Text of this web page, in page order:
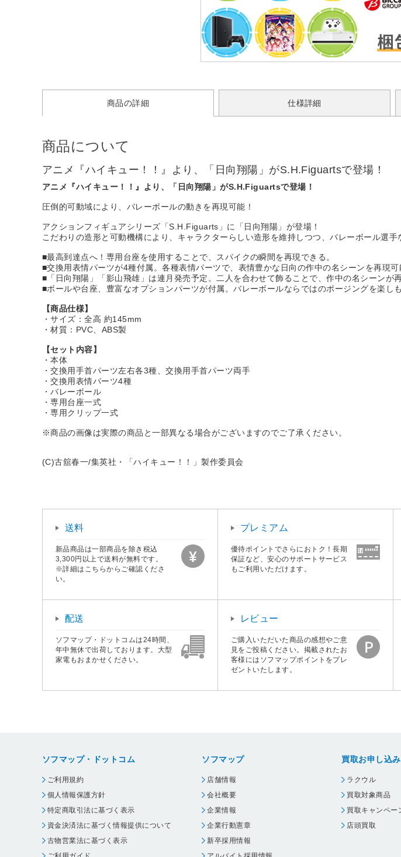
商品の詳細 仕様詳細
商品について
アニメ『ハイキュー！！』より、「日向翔陽」がS.H.Figuartsで登場！
アニメ『ハイキュー！！』より、「日向翔陽」がS.H.Figuartsで登場！
圧倒的可動域により、バレーボールの動きを再現可能！
アクションフィギュアシリーズ「S.H.Figuarts」に「日向翔陽」が登場！
こだわりの造形と可動機構により、キャラクターらしい造形を維持しつつ、バレーボール選手
■最高到達点へ！専用台座を使用することで、スパイクの瞬間を再現できる。
■交換用表情パーツが4種付属。各種表情パーツで、表情豊かな日向の作中の名シーンを再現可
■「日向翔陽」「影山飛雄」は連月発売予定。二人を合わせて飾ることで、作中の名シーンが
■ボールや台座、豊富なオプションパーツが付属。バレーボールならではのポージングを楽しも
【商品仕様】
・サイズ：全高 約145mm
・材質：PVC、ABS製
【セット内容】
・本体
・交換用手首パーツ左右各3種、交換用手首パーツ両手
・交換用表情パーツ4種
・バレーボール
・専用台座一式
・専用クリップ一式
※商品の画像は実際の商品と一部異なる場合がございますのでご了承ください。
(C)古舘春一/集英社・「ハイキュー！！」製作委員会
送料
新品商品は一部商品を除き税込
3,300円以上で送料が無料です。
※詳細はこちらからご確認くださ
い。
プレミアム
優待ポイントでさらにおトク！長期
保証など、安心のサポートサービス
もご利用いただけます。
配送
ソフマップ・ドットコムは24時間、
年中無休で出荷しております。大型
家電もおまかせください。
レビュー
ご購入いただいた商品の感想やご意
見をご投稿ください。掲載されたお
客様にはソフマップポイントをプレ
ゼントいたします。
ソフマップ・ドットコム
ご利用規約
個人情報保護方針
特定商取引法に基づく表示
資金決済法に基づく情報提供について
古物営業法に基づく表示
ソフマップ
店舗情報
会社概要
企業情報
企業行動憲章
新卒採用情報
買取お申し込み
ラクウル
買取対象商品
買取キャンペー
店頭買取